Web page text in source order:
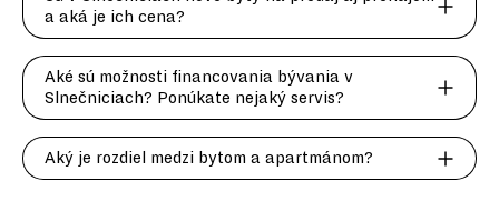
a aká je ich cena?
Aké sú možnosti financovania bývania v
Slnečniciach? Ponúkate nejaký servis?
Aký je rozdiel medzi bytom a apartmánom?